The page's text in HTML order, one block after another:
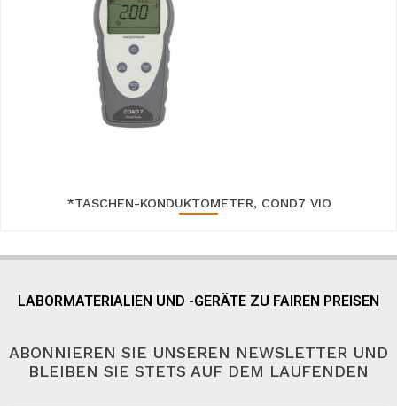
*TASCHEN-KONDUKTOMETER, COND7 VIO
LABORMATERIALIEN UND -GERÄTE ZU FAIREN PREISEN
ABONNIEREN SIE UNSEREN NEWSLETTER UND
BLEIBEN SIE STETS AUF DEM LAUFENDEN